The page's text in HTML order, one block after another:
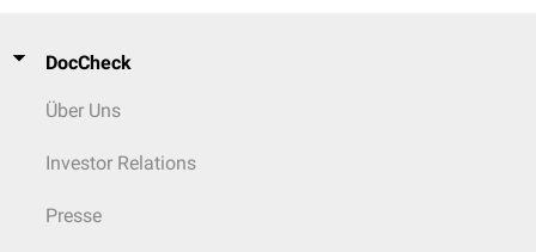
DocCheck
Über Uns
Investor Relations
Presse